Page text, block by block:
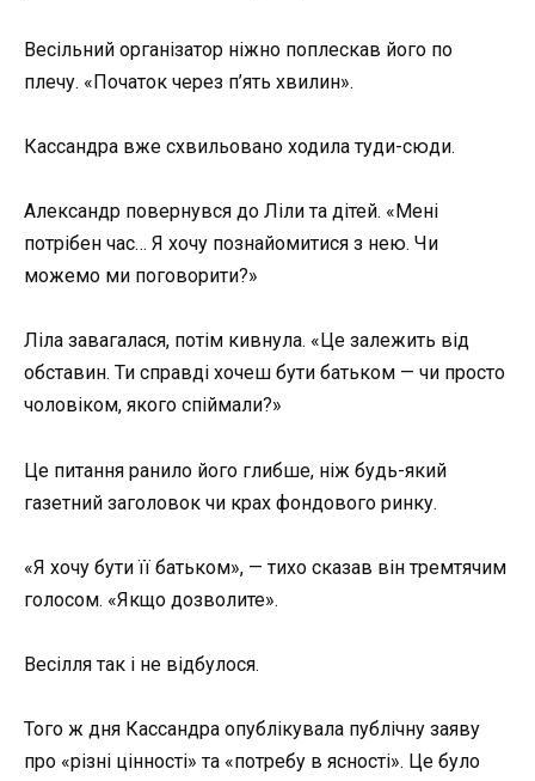
Весільний організатор ніжно поплескав його по
плечу. «Початок через п’ять хвилин».
Кассандра вже схвильовано ходила туди-сюди.
Александр повернувся до Ліли та дітей. «Мені
потрібен час… Я хочу познайомитися з нею. Чи
можемо ми поговорити?»
Ліла завагалася, потім кивнула. «Це залежить від
обставин. Ти справді хочеш бути батьком — чи просто
чоловіком, якого спіймали?»
Це питання ранило його глибше, ніж будь-який
газетний заголовок чи крах фондового ринку.
«Я хочу бути її батьком», — тихо сказав він тремтячим
голосом. «Якщо дозволите».
Весілля так і не відбулося.
Того ж дня Кассандра опублікувала публічну заяву
про «різні цінності» та «потребу в ясності». Це було